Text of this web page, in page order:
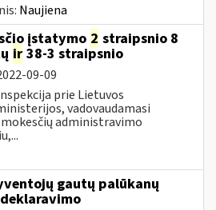
Naujiena
įstatymo 2 straipsnio 8
ir 38-3 straipsnio
09-09
prie Lietuvos
vadovaudamasi
administravimo
gautų palūkanų
deklaravimo